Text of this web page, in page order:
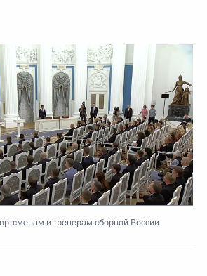
и тренерам сборной России